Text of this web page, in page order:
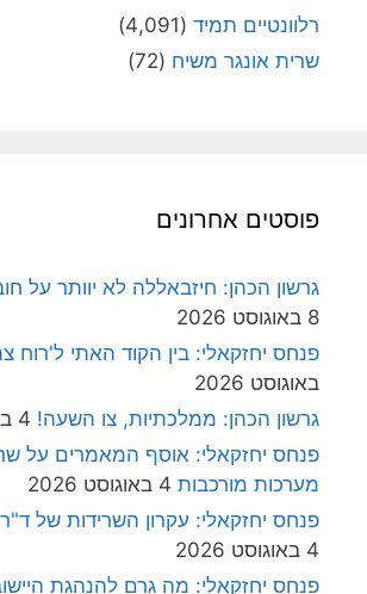
רלוונטיים תמיד (4,091)
שרית אונגר משיח (72)
פוסטים אחרונים
גרשון הכהן: חיזבאללה לא יוותר על
8 באוגוסט 2026
פנחס יחזקאלי: בין הקוד האתי ל'רוח
באוגוסט 2026
גרשון הכהן: ממלכתיות, צו השעה! 4 באוגוסט 2026
פנחס יחזקאלי: אוסף המאמרים על
מערכות מורכבות 4 באוגוסט 2026
פנחס יחזקאלי: עקרון השרידות של ד"ר
4 באוגוסט 2026
פנחס יחזקאלי: מה גרם להנהגת